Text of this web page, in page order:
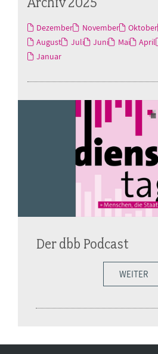
Dezember November Oktober
August
Juli Juni Mai April
Januar
Der dbb Podcast
WEITER